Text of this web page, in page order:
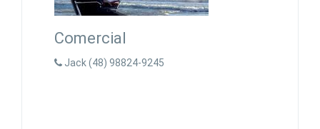
Comercial
Jack (48) 98824-9245